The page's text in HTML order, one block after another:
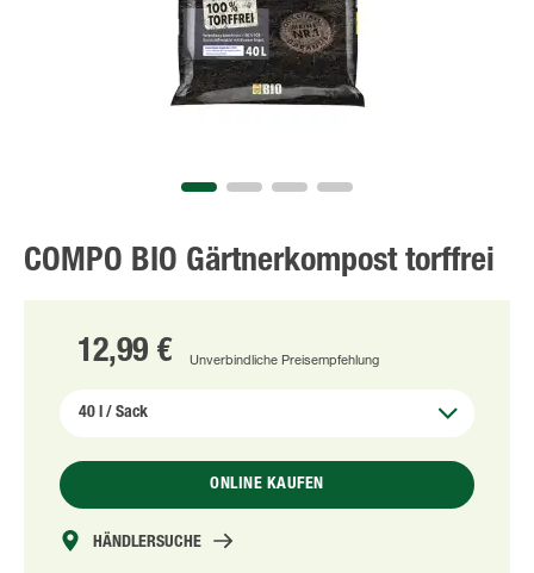
COMPO BIO Gärtnerkompost torffrei
12,99 € Unverbindliche Preisempfehlung
ONLINE KAUFEN
HÄNDLERSUCHE